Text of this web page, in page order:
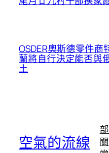
OSDER奧斯德零件商
蘭將自行決定能否與
土
空氣的流線